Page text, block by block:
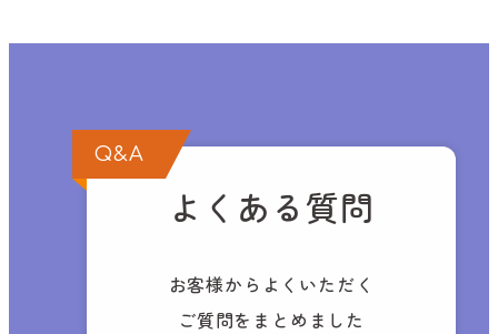
Q&A
よくある質問
お客様からよくいただく
ご質問をまとめました